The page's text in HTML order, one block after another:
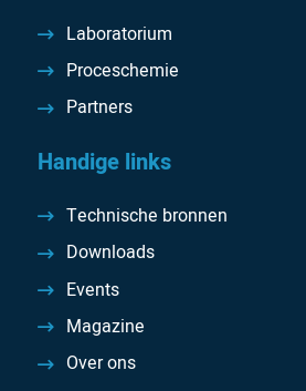
Laboratorium
Proceschemie
Partners
Handige links
Technische bronnen
Downloads
Events
Magazine
Over ons